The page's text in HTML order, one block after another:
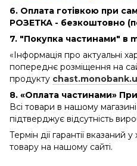
6. Оплата готівкою при
РОЗЕТКА - безкоштовно
7. "Покупка частинами" в
«Інформація про актуальні
попереднє розміщення на
продукту
8. «Оплата частинами»
Всі товари в нашому
підтверджує відсутність
Термін дії гарантії вказаний
товару на нашому сайті.